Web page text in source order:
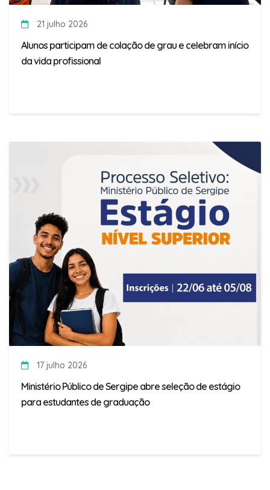
21 julho 2026
Alunos participam de colação de grau e celebram início
da vida profissional
17 julho 2026
Ministério Público de Sergipe abre seleção de estágio
para estudantes de graduação